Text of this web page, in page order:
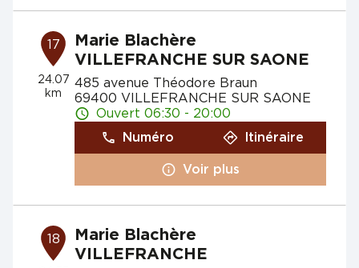
17
24.07
km
Marie Blachère
VILLEFRANCHE SUR SAONE
485 avenue Théodore Braun
69400 VILLEFRANCHE SUR SAONE
Ouvert 06:30 - 20:00
Numéro
Itinéraire
Voir plus
18
Marie Blachère
VILLEFRANCHE